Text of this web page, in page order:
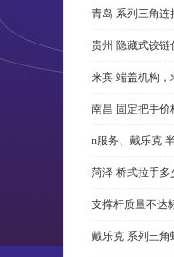
青岛 系列三角连
贵州 隐藏式铰链
来宾 端盖机构，
南昌 固定把手价
n服务、戴乐克
菏泽 桥式拉手多
支撑杆质量不达
戴乐克 系列三角